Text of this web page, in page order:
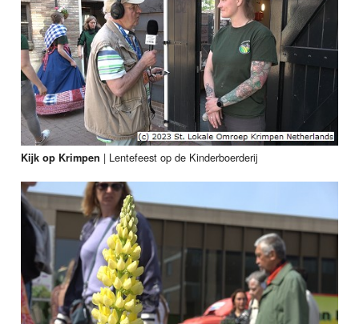
Kijk op Krimpen | Lentefeest op de Kinderboerderij